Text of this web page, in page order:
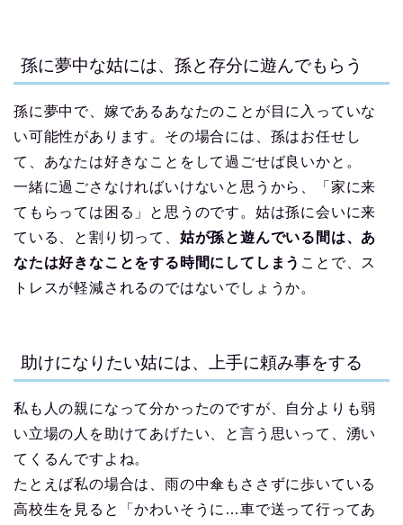
孫に夢中な姑には、孫と存分に遊んでもらう
孫に夢中で、嫁であるあなたのことが目に入っていな
い可能性があります。その場合には、孫はお任せし
て、あなたは好きなことをして過ごせば良いかと。
一緒に過ごさなければいけないと思うから、「家に来
てもらっては困る」と思うのです。姑は孫に会いに来
ている、と割り切って、 姑が孫と遊んでいる間は、あ
なたは好きなことをする時間にしてしまう ことで、ス
トレスが軽減されるのではないでしょうか。
助けになりたい姑には、上手に頼み事をする
私も人の親になって分かったのですが、自分よりも弱
い立場の人を助けてあげたい、と言う思いって、湧い
てくるんですよね。
たとえば私の場合は、雨の中傘もささずに歩いている
高校生を見ると「かわいそうに…車で送って行ってあ